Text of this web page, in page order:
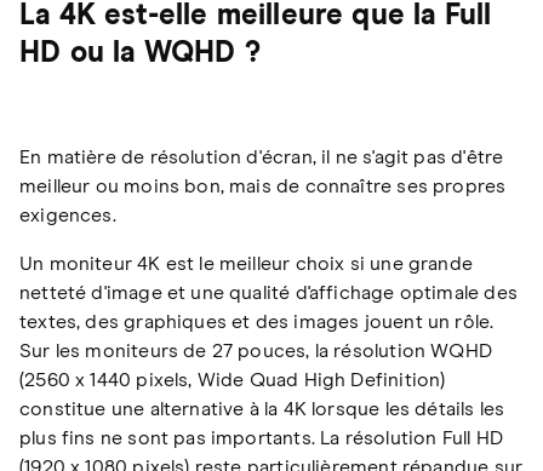
La 4K est-elle meilleure que la Full
HD ou la WQHD ?
En matière de résolution d'écran, il ne s'agit pas d'être
meilleur ou moins bon, mais de connaître ses propres
exigences.
Un moniteur 4K est le meilleur choix si une grande
netteté d'image et une qualité d'affichage optimale des
textes, des graphiques et des images jouent un rôle.
Sur les moniteurs de 27 pouces, la résolution WQHD
(2560 x 1440 pixels, Wide Quad High Definition)
constitue une alternative à la 4K lorsque les détails les
plus fins ne sont pas importants. La résolution Full HD